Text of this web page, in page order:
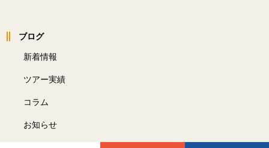
ブログ
新着情報
ツアー実績
コラム
お知らせ